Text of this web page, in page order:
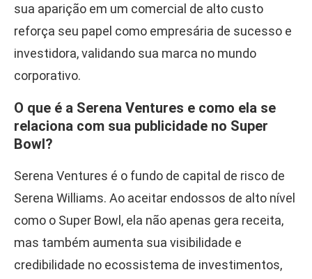
sua aparição em um comercial de alto custo
reforça seu papel como empresária de sucesso e
investidora, validando sua marca no mundo
corporativo.
O que é a Serena Ventures e como ela se
relaciona com sua publicidade no Super
Bowl?
Serena Ventures é o fundo de capital de risco de
Serena Williams. Ao aceitar endossos de alto nível
como o Super Bowl, ela não apenas gera receita,
mas também aumenta sua visibilidade e
credibilidade no ecossistema de investimentos,